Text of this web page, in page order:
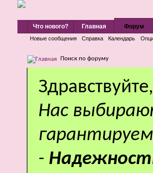
Что нового? Главная Форум
Новые сообщения Справка Календарь
Поиск по форуму
Здравствуйте,
Нас
-